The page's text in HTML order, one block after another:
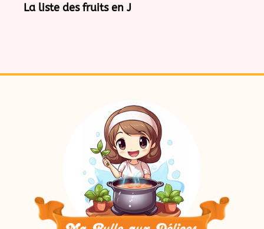
La liste des fruits en J